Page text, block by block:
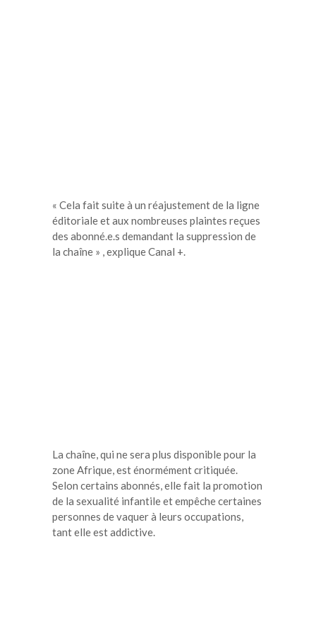
« Cela fait suite à un réajustement de la ligne
éditoriale et aux nombreuses plaintes reçues
des abonné.e.s demandant la suppression de
la chaîne » , explique Canal +.
La chaîne, qui ne sera plus disponible pour la
zone Afrique, est énormément critiquée.
Selon certains abonnés, elle fait la promotion
de la sexualité infantile et empêche certaines
personnes de vaquer à leurs occupations,
tant elle est addictive.